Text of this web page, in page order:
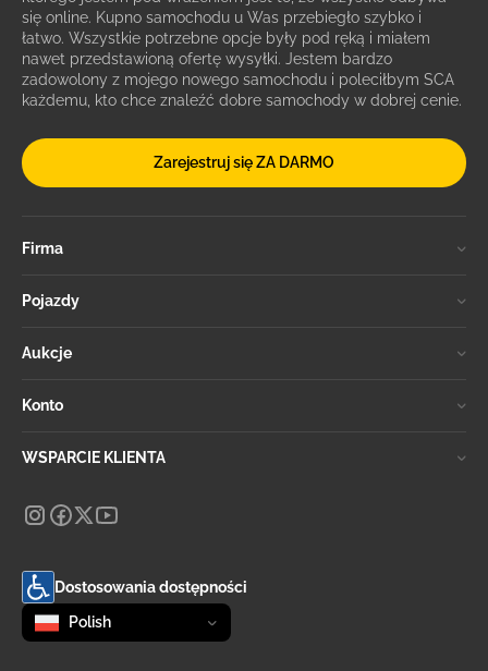
się online. Kupno samochodu u Was przebiegło szybko i
łatwo. Wszystkie potrzebne opcje były pod ręką i miałem
nawet przedstawioną ofertę wysyłki. Jestem bardzo
zadowolony z mojego nowego samochodu i poleciłbym SCA
każdemu, kto chce znaleźć dobre samochody w dobrej cenie.
Zarejestruj się ZA DARMO
Firma
Pojazdy
Aukcje
Konto
WSPARCIE KLIENTA
Dostosowania dostępności
Zmień język
selected
Polish